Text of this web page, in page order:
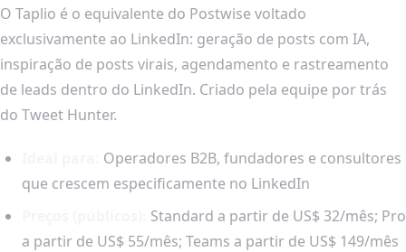
O Taplio é o equivalente do Postwise voltado
exclusivamente ao LinkedIn: geração de posts com IA,
inspiração de posts virais, agendamento e rastreamento
de leads dentro do LinkedIn. Criado pela equipe por trás
do Tweet Hunter.
Operadores B2B, fundadores e consultores
que crescem especificamente no LinkedIn
Standard a partir de US$ 32/mês; Pro
a partir de US$ 55/mês; Teams a partir de US$ 149/mês